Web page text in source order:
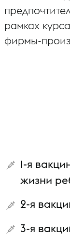
рамках
фирмы-
1-я
жизни
2-я
3-я